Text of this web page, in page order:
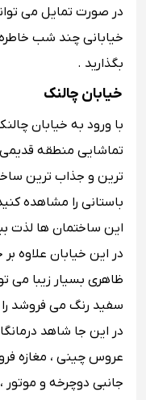
در صورت تمایل می
خیابانی چند شب خاطره
بگذارید .
خیابان چالنک
با ورود به خیابان
تماشایی منطقه
ترین و جذاب ترین
باستانی را مشاهده
این ساختمان ها لذت
در این خیابان علاوه
ظاهری بسیار زیبا می
سفید رنگ می فروشد را
در این جا شاهد
عروس چینی ، مغازه
جانبی دوچرخه و موتور